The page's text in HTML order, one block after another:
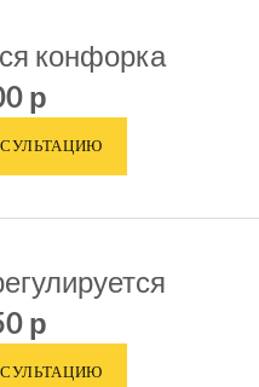
конфорка
р
р